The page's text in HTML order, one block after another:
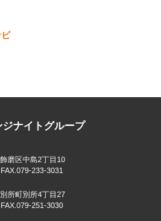
ナイトグループ
磨区中島2丁目10
233-3031
所町別所4丁目27
251-3030